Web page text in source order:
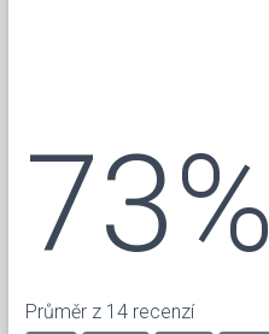
73%
Průměr z 14 recenzí